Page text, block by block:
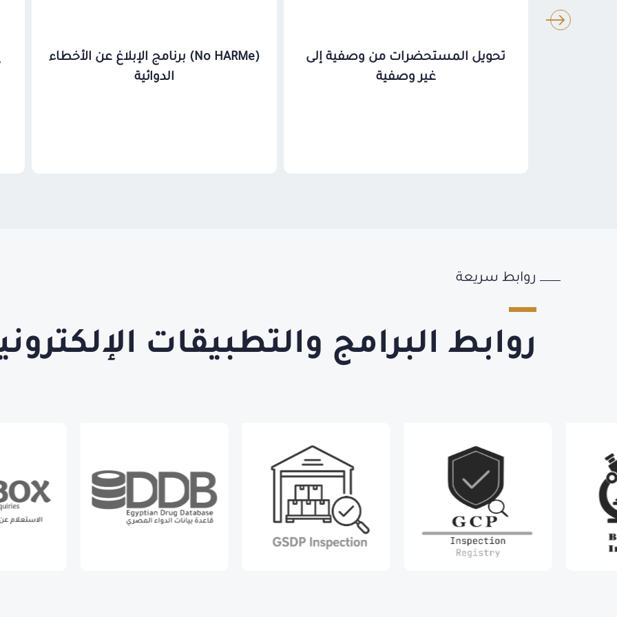
تحويل المستحضرات من وصفية إلى
غير وصفية
(No HARMe) برنامج الإبلاغ عن الأخطاء
الدوائية
روابط سريعة
روابط البرامج والتطبيقات